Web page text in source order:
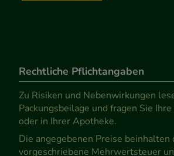
Rechtliche Pflichtangaben
Zu Risiken und Nebenwirkungen
Packungsbeilage und fragen Sie
oder in Ihrer Apotheke.
Die angegebenen Preise beinhalten
vorgeschriebene Mehrwertsteuer